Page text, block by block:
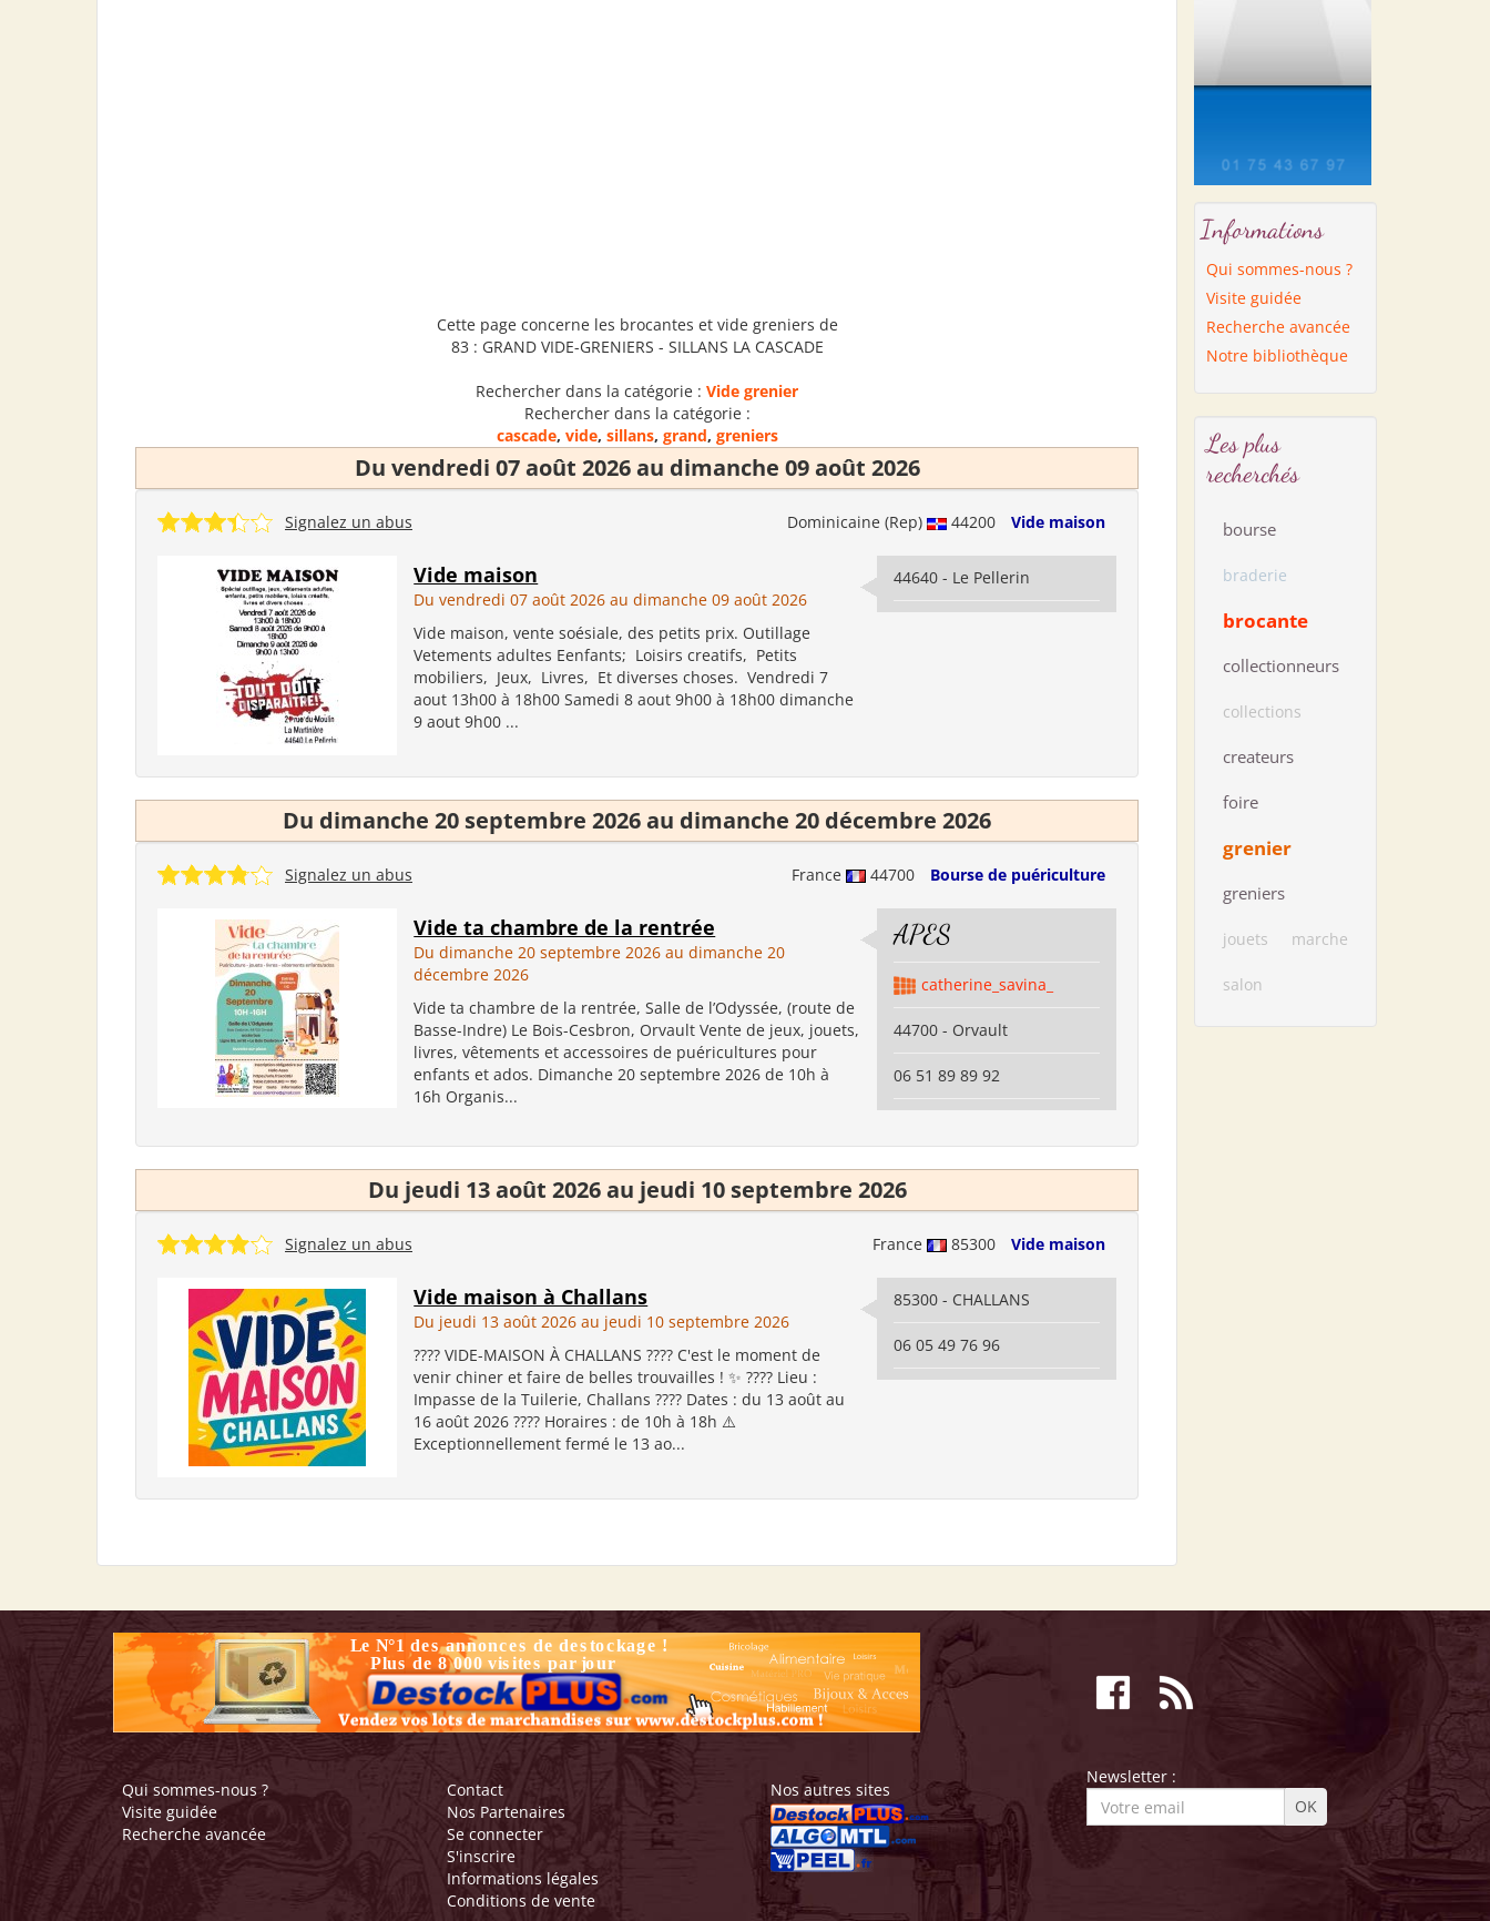
Cette page concerne les brocantes et vide greniers de
83 : GRAND VIDE-GRENIERS - SILLANS LA CASCADE
Rechercher dans la catégorie : Vide grenier
Rechercher dans la catégorie :
cascade, vide, sillans, grand, greniers
Du vendredi 07 août 2026 au dimanche 09 août 2026
Dominicaine (Rep) 44200 Vide maison
Signalez un abus
Vide maison
Du vendredi 07 août 2026 au dimanche 09 août 2026
Vide maison, vente soésiale, des petits prix. Outillage
Vetements adultes Eenfants; Loisirs creatifs, Petits
mobiliers, Jeux, Livres, Et diverses choses. Vendredi 7
aout 13h00 à 18h00 Samedi 8 aout 9h00 à 18h00 dimanche
9 aout 9h00 ...
44640 - Le Pellerin
Du dimanche 20 septembre 2026 au dimanche 20 décembre 2026
France 44700 Bourse de puériculture
Signalez un abus
Vide ta chambre de la rentrée
Du dimanche 20 septembre 2026 au dimanche 20
décembre 2026
Vide ta chambre de la rentrée, Salle de l’Odyssée, (route de
Basse-Indre) Le Bois-Cesbron, Orvault Vente de jeux, jouets,
livres, vêtements et accessoires de puéricultures pour
enfants et ados. Dimanche 20 septembre 2026 de 10h à
16h Organis...
APES
catherine_savina_
44700 - Orvault
06 51 89 89 92
Du jeudi 13 août 2026 au jeudi 10 septembre 2026
France 85300 Vide maison
Signalez un abus
Vide maison à Challans
Du jeudi 13 août 2026 au jeudi 10 septembre 2026
???? VIDE-MAISON À CHALLANS ???? C'est le moment de
venir chiner et faire de belles trouvailles ! ✨ ???? Lieu :
Impasse de la Tuilerie, Challans ???? Dates : du 13 août au
16 août 2026 ???? Horaires : de 10h à 18h ⚠️
Exceptionnellement fermé le 13 ao...
85300 - CHALLANS
06 05 49 76 96
Informations
Qui sommes-nous ?
Visite guidée
Recherche avancée
Notre bibliothèque
Les plus
recherchés
bourse
braderie
brocante
collectionneurs
collections
createurs
foire
grenier
greniers
jouets marche
salon
Qui sommes-nous ?
Visite guidée
Recherche avancée
Contact
Nos Partenaires
Se connecter
S'inscrire
Informations légales
Conditions de vente
Nos autres sites
Newsletter :